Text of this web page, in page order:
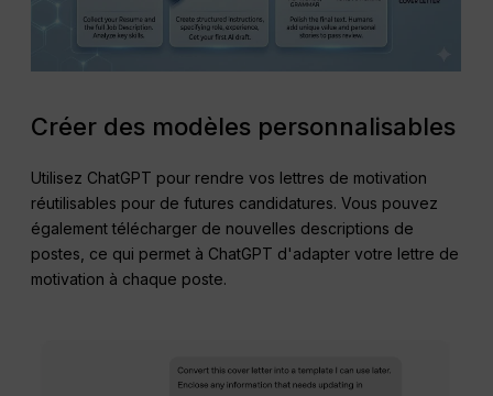
Créer des modèles personnalisables
Utilisez ChatGPT pour rendre vos lettres de motivation
réutilisables pour de futures candidatures. Vous pouvez
également télécharger de nouvelles descriptions de
postes, ce qui permet à ChatGPT d'adapter votre lettre de
motivation à chaque poste.